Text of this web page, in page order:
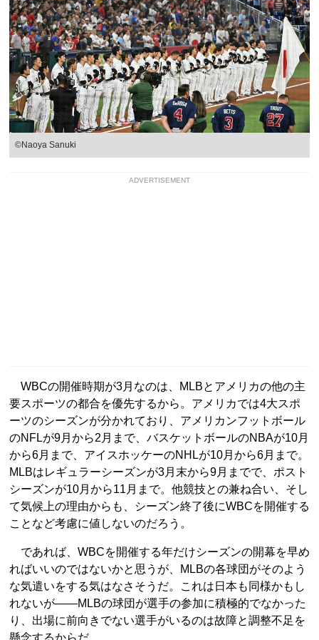
©Naoya Sanuki
ADVERTISEMENT
WBCの開催時期が3月なのは、MLBとアメリカの他の主
要スポーツの都合を優先するから。アメリカでは4大スポ
ーツのシーズンが分かれており、アメリカンフットボール
のNFLが9月から2月まで、バスケットボールのNBAが10月
から6月まで、アイスホッケーのNHLが10月から6月まで。
MLBはレギュラーシーズンが3月末から9月までで、ポスト
シーズンが10月から11月まで。他競技との兼ね合い、そし
て気候上の理由からも、シーズン終了後にWBCを開催する
ことなど考慮に値しないのだろう。
であれば、WBCを開催する年だけシーズンの開幕を早め
ればいいのではないかと思うが、MLBの各球団がそのよう
な気遣いをする気はなさそうだ。これは日本も同様かもし
れないが――MLBの球団が選手の参加に積極的でなかった
り、出場に前向きでない選手がいるのは故障と調整不足を
懸念するからだ。